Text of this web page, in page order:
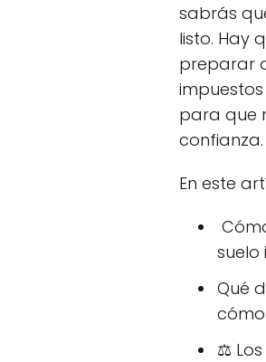
sabrás
listo. Hay
preparar
para que
confianza.
En este
suelo
Qué
⚖️